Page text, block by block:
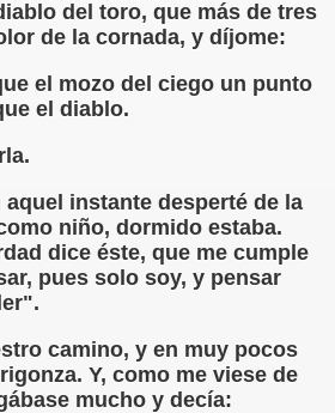
del toro, que más de tres
de la cornada, y díjome:
el mozo del ciego un punto
el diablo.
aquel instante desperté de la
niño, dormido estaba.
dice éste, que me cumple
pues solo soy, y pensar
camino, y en muy pocos
Y, como me viese de
mucho y decía:
(Samuel Rodríguez